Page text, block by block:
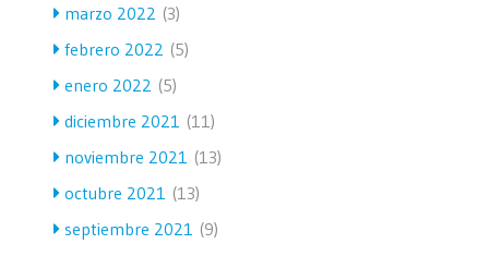
marzo 2022 (3)
febrero 2022 (5)
enero 2022 (5)
diciembre 2021 (11)
noviembre 2021 (13)
octubre 2021 (13)
septiembre 2021 (9)